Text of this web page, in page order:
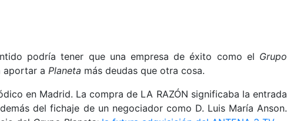
podría tener que una empresa de éxito como el Grupo
aportar a Planeta más deudas que otra cosa.
en Madrid. La compra de LA RAZÓN significaba la entrada
del fichaje de un negociador como D. Luis María Anson.